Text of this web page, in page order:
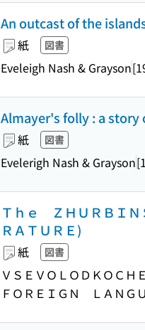
An outcast of the
紙 図書
Eveleigh Nash & Grayson
Almayer's folly : a story
紙 図書
Evelerigh Nash & Grayson
Ｔｈｅ ＺＨＵＲＢＩ
ＲＡＴＵＲＥ)
紙 図書
ＶＳＥＶＯＬＯＤＫＯＣＨ
ＦＯＲＥＩＧＮ ＬＡＮＧ